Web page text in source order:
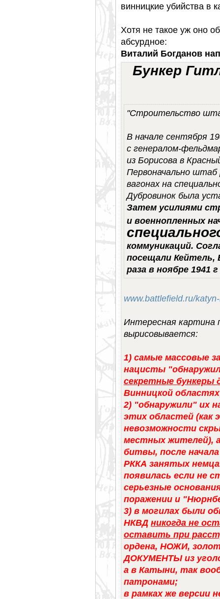
винницкие убийства в
Хотя не такое уж оно
абсурдное:
Виталий Богданов
Бункер
"Строительство
В начале сентября
с генералом-
из Борисова в
Первоначально штаб
вагонах на
Дубровинок была
Затем усилиями
и военнопленных
коммуникаций.
посещали Кейтель,
раза в ноябре 1941
www.battlefield.ru/
Интересная картина
вырисовывается:
1) самые массовые
нацисты
секретные бункеры
Винницкой
2) "обнаружили" их
этих областей (как
невозможности
местных жителей),
битвы, после
РККА занятых
появилась если не
серьезные
поражении и
3) в могилах были
НКВД никогда не
оставить при
ордена, НОЖИ,
ДОКУМЕНТЫ из
а в Катыни, так
патронами;
в рамках же версии